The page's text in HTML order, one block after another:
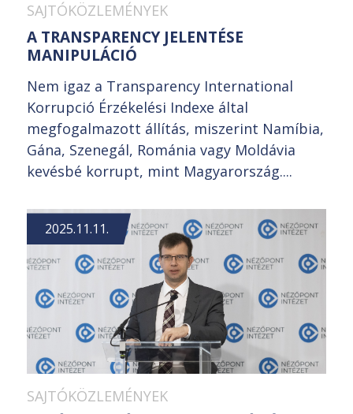
SAJTÓKÖZLEMÉNYEK
A TRANSPARENCY JELENTÉSE
MANIPULÁCIÓ
Nem igaz a Transparency International
Korrupció Érzékelési Indexe által
megfogalmazott állítás, miszerint Namíbia,
Gána, Szenegál, Románia vagy Moldávia
kevésbé korrupt, mint Magyarország....
2025.11.11.
SAJTÓKÖZLEMÉNYEK